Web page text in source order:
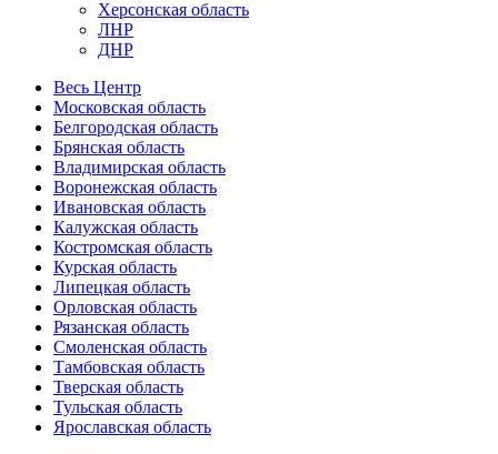
Херсонская область
ЛНР
ДНР
Весь Центр
Московская область
Белгородская область
Брянская область
Владимирская область
Воронежская область
Ивановская область
Калужская область
Костромская область
Курская область
Липецкая область
Орловская область
Рязанская область
Смоленская область
Тамбовская область
Тверская область
Тульская область
Ярославская область